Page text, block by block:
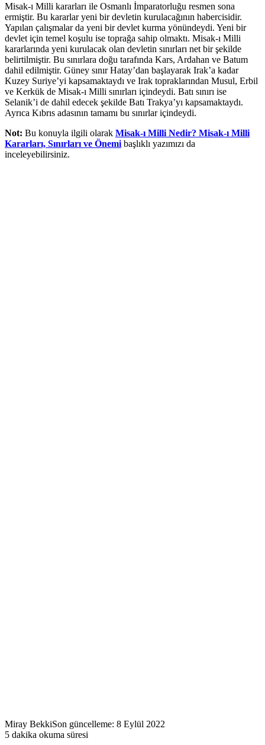
Misak-ı Milli kararları ile Osmanlı İmparatorluğu resmen sona
ermiştir. Bu kararlar yeni bir devletin kurulacağının habercisidir.
Yapılan çalışmalar da yeni bir devlet kurma yönündeydi. Yeni bir
devlet için temel koşulu ise toprağa sahip olmaktı. Misak-ı Milli
kararlarında yeni kurulacak olan devletin sınırları net bir şekilde
belirtilmiştir. Bu sınırlara doğu tarafında Kars, Ardahan ve Batum
dahil edilmiştir. Güney sınır Hatay’dan başlayarak Irak’a kadar
Kuzey Suriye’yi kapsamaktaydı ve Irak topraklarından Musul, Erbil
ve Kerkük de Misak-ı Milli sınırları içindeydi. Batı sınırı ise
Selanik’i de dahil edecek şekilde Batı Trakya’yı kapsamaktaydı.
Ayrıca Kıbrıs adasının tamamı bu sınırlar içindeydi.
Not: Bu konuyla ilgili olarak Misak-ı Milli Nedir? Misak-ı Milli
Kararları, Sınırları ve Önemi başlıklı yazımızı da
inceleyebilirsiniz.
Miray BekkiSon güncelleme: 8 Eylül 2022
5 dakika okuma süresi